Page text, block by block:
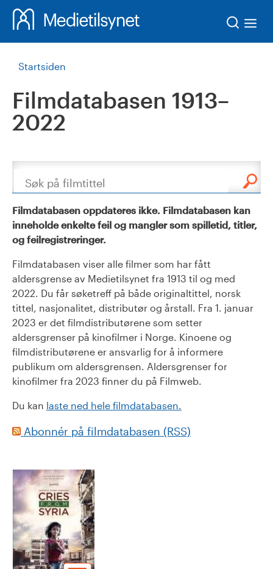
Startsiden
Filmdatabasen 1913–
2022
Søk
Filmdatabasen oppdateres ikke. Filmdatabasen kan
inneholde enkelte feil og mangler som spilletid, titler,
og feilregistreringer.
Filmdatabasen viser alle filmer som har fått
aldersgrense av Medietilsynet fra 1913 til og med
2022. Du får søketreff på både originaltittel, norsk
tittel, nasjonalitet, distributør og årstall. Fra 1. januar
2023 er det filmdistributørene som setter
aldersgrenser på kinofilmer i Norge. Kinoene og
filmdistributørene er ansvarlig for å informere
publikum om aldersgrensen. Aldersgrenser for
kinofilmer fra 2023 finner du på Filmweb.
Du kan laste ned hele filmdatabasen.
Abonnér på filmdatabasen (RSS)